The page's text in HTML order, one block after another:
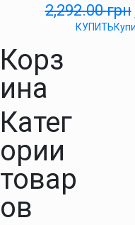
2,292.00грн
КУПИТЬ
Корз
ина
Катег
ории
товар
ов